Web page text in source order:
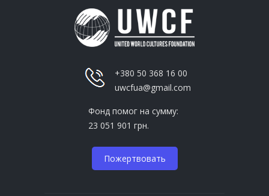
+380 50 368 16 00
uwcfua@gmail.com
Фонд помог на сумму:
23 051 901 грн.
Пожертвовать